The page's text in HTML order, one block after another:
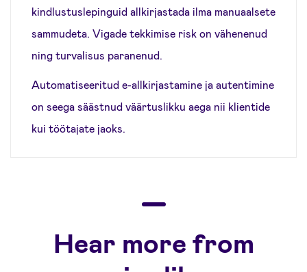
kindlustuslepinguid allkirjastada ilma manuaalsete
sammudeta. Vigade tekkimise risk on vähenenud
ning turvalisus paranenud.
Automatiseeritud e-allkirjastamine ja autentimine
on seega säästnud väärtuslikku aega nii klientide
kui töötajate jaoks.
Hear more from